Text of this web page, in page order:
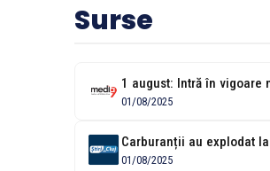
Surse
01/08/2025
01/08/2025